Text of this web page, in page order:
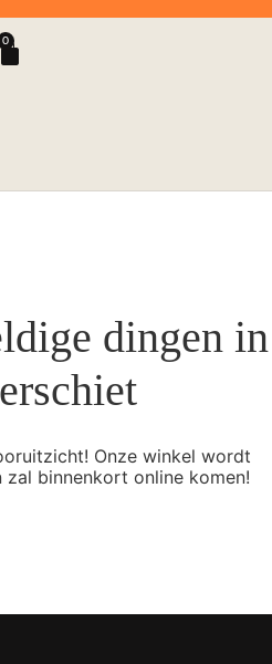
0
dingen in
Onze winkel wordt
binnenkort online komen!